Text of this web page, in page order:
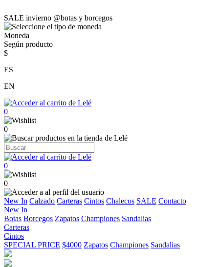
SALE invierno @botas y borcegos
Moneda
Según producto
$
ES
EN
0
0
0
0
New In Calzado Carteras Cintos Chalecos SALE Contacto
New In
Botas Borcegos Zapatos Championes Sandalias
Carteras
Cintos
SPECIAL PRICE $4000 Zapatos Championes Sandalias